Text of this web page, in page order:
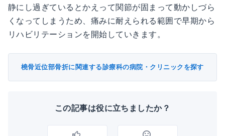
静にし過ぎているとかえって関節が固まって動かしづら
くなってしまうため、痛みに耐えられる範囲で早期から
リハビリテーションを開始していきます。
橈骨近位部骨折に関連する診療科の病院・クリニックを探す
この記事は役に立ちましたか？